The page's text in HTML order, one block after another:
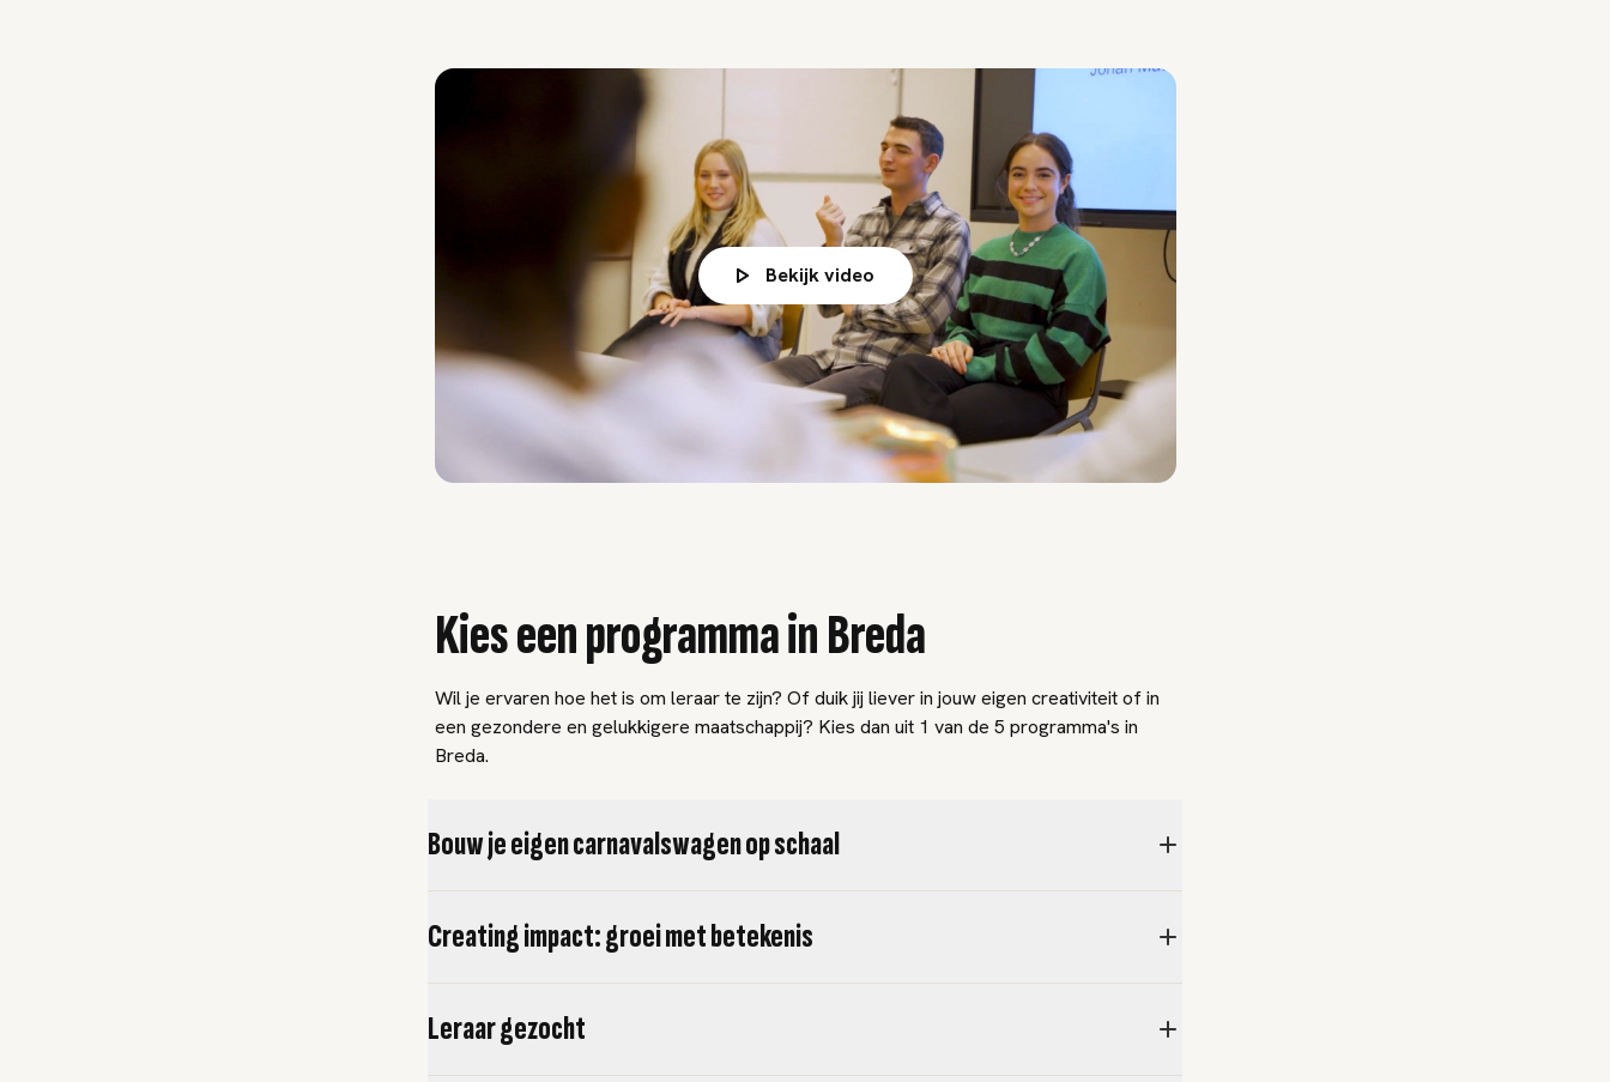
Bekijk video
Kies een programma in Breda
Wil je ervaren hoe het is om leraar te zijn? Of duik jij liever in jouw eigen creativiteit of in
een gezondere en gelukkigere maatschappij? Kies dan uit 1 van de 5 programma's in
Breda.
Bouw je eigen carnavalswagen op schaal
Creating impact: groei met betekenis
Leraar gezocht